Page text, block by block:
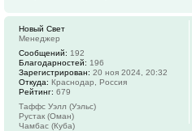
Новый Свет
Менеджер
Сообщений: 192
Благодарностей: 196
Зарегистрирован: 20 ноя 2024, 20:32
Откуда: Краснодар, Россия
Рейтинг: 679
Таффс Уэлл (Уэльс)
Рустак (Оман)
Чамбас (Куба)